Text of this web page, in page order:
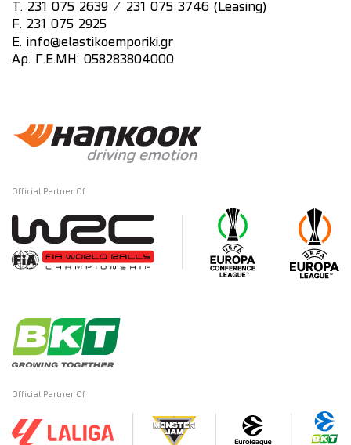
T. 231 075 2639 / 231 075 3746 (Leasing)
F. 231 075 2925
E. info@elastikoemporiki.gr
Αρ. Γ.Ε.ΜΗ: 058283804000
Official Partner Of
Official Partner Of